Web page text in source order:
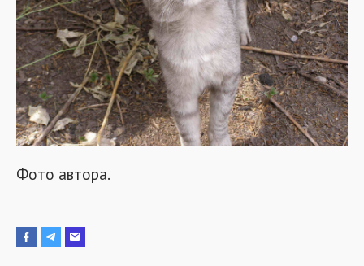
Фото автора.